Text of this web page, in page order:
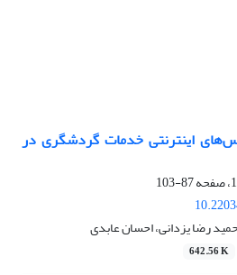
اینترنتی خدمات گردشگری در
87-103
رضا یزدانی، احسان عابدی
642.56 K